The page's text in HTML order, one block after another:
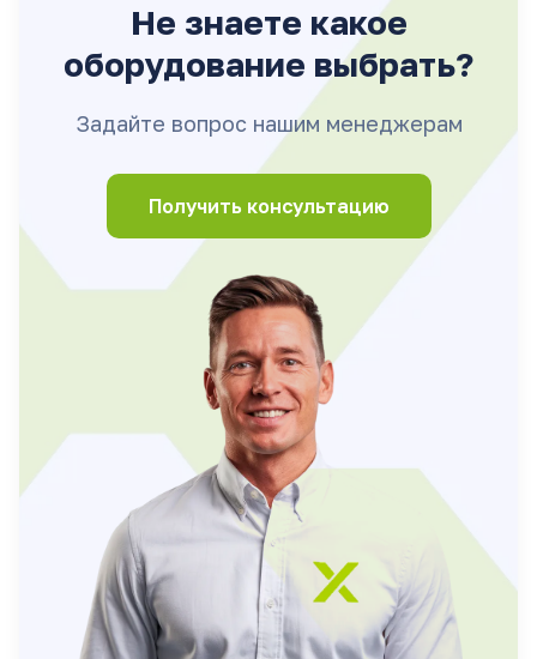
Не знаете какое
оборудование выбрать?
Задайте вопрос нашим менеджерам
Получить консультацию